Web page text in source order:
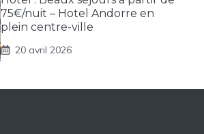
75€/nuit – Hotel Andorre en
plein centre-ville
20 avril 2026